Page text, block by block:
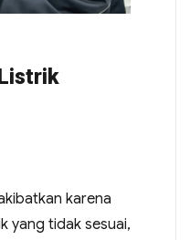
karena
yang tidak sesuai,